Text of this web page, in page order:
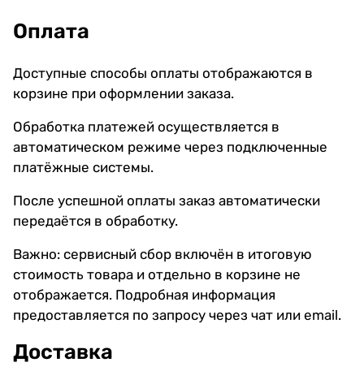
Оплата
Доступные способы оплаты отображаются в
корзине при оформлении заказа.
Обработка платежей осуществляется в
автоматическом режиме через подключенные
платёжные системы.
После успешной оплаты заказ автоматически
передаётся в обработку.
Важно: сервисный сбор включён в итоговую
стоимость товара и отдельно в корзине не
отображается. Подробная информация
предоставляется по запросу через чат или email.
Доставка